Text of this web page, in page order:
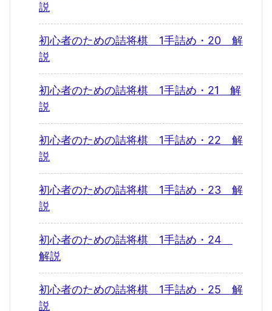
説
初心者のための詰将棋 1手詰め・20 解
説
初心者のための詰将棋 1手詰め・21 解
説
初心者のための詰将棋 1手詰め・22 解
説
初心者のための詰将棋 1手詰め・23 解
説
初心者のための詰将棋 1手詰め・24
解説
初心者のための詰将棋 1手詰め・25 解
説